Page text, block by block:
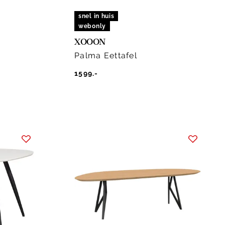
snel in huis
webonly
XOOON
Palma Eettafel
1599.-